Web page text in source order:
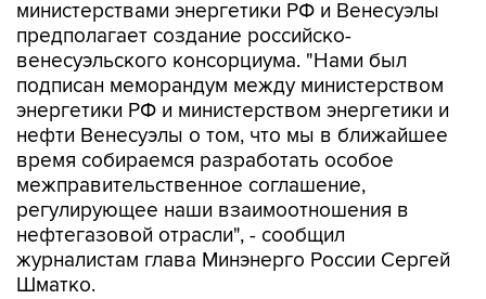
министерствами энергетики РФ и Венесуэлы
предполагает создание российско-
венесуэльского консорциума. "Нами был
подписан меморандум между министерством
энергетики РФ и министерством энергетики и
нефти Венесуэлы о том, что мы в ближайшее
время собираемся разработать особое
межправительственное соглашение,
регулирующее наши взаимоотношения в
нефтегазовой отрасли", - сообщил
журналистам глава Минэнерго России Сергей
Шматко.